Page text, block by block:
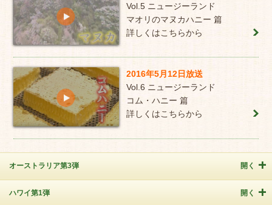
Vol.5 ニュージーランド
マオリのマヌカハニー 篇
詳しくはこちらから
2016年5月12日放送
Vol.6 ニュージーランド
コム・ハニー 篇
詳しくはこちらから
オーストラリア第3弾 開く
ハワイ第1弾 開く